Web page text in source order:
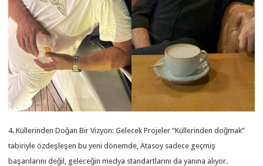
4. Küllerinden Doğan Bir Vizyon: Gelecek Projeler “Küllerinden doğmak”
tabiriyle özdeşleşen bu yeni dönemde, Atasoy sadece geçmiş
başarılarını değil, geleceğin medya standartlarını da yanına alıyor.